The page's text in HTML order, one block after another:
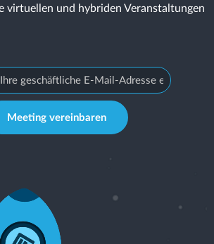
virtuellen und hybriden Veranstaltungen
Meeting vereinbaren